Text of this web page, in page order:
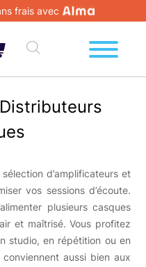
frais avec
d’amplificateurs et
vos sessions d’écoute.
plusieurs casques
et maîtrisé. Vous profitez
studio, en répétition ou en
aussi bien aux